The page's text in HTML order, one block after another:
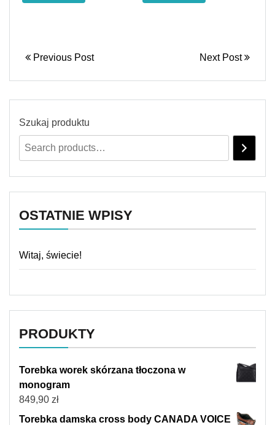
Previous Post Next Post
Szukaj produktu
OSTATNIE WPISY
Witaj, świecie!
PRODUKTY
Torebka worek skórzana tłoczona w
monogram
849,90 zł
Torebka damska cross body CANADA VOICE